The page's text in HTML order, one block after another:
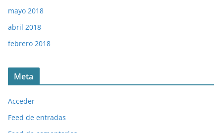
mayo 2018
abril 2018
febrero 2018
Meta
Acceder
Feed de entradas